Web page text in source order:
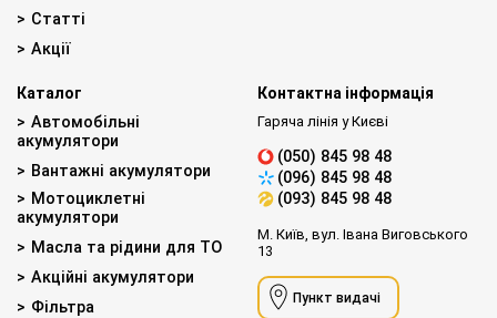
Статті
Акції
Каталог
Автомобільні
акумулятори
Вантажні акумулятори
Мотоциклетні
акумулятори
Масла та рідини для ТО
Акційні акумулятори
Фільтра
Контактна інформація
Гаряча лінія у Києві
(050) 845 98 48
(096) 845 98 48
(093) 845 98 48
М. Київ, вул. Івана Виговського
13
Пункт видачі